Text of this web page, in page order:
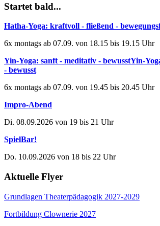
Startet bald...
Hatha-Yoga: kraftvoll - fließend -
6x montags ab 07.09. von 18.15 bis 19.15 Uhr
Yin-Yoga: sanft - meditativ - bewusstYin-
- bewusst
6x montags ab 07.09. von 19.45 bis 20.45 Uhr
Impro-Abend
Di. 08.09.2026 von 19 bis 21 Uhr
SpielBar!
Do. 10.09.2026 von 18 bis 22 Uhr
Aktuelle Flyer
Grundlagen Theaterpädagogik 2027-2029
Fortbildung Clownerie 2027